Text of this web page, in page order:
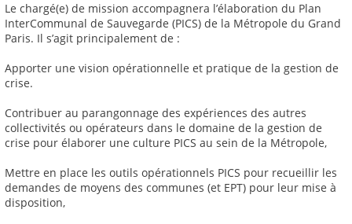
Le chargé(e) de mission accompagnera l’élaboration du Plan
InterCommunal de Sauvegarde (PICS) de la Métropole du Grand
Paris. Il s’agit principalement de :
Apporter une vision opérationnelle et pratique de la gestion de
crise.
Contribuer au parangonnage des expériences des autres
collectivités ou opérateurs dans le domaine de la gestion de
crise pour élaborer une culture PICS au sein de la Métropole,
Mettre en place les outils opérationnels PICS pour recueillir les
demandes de moyens des communes (et EPT) pour leur mise à
disposition,